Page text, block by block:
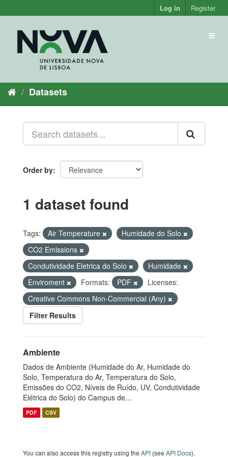
to
Log in Register
Datasets
Order by
1 dataset found
Tags: Air Temperature
Humidade do Solo
CO2 Emissions
Condutividade Eletrica do Solo
Humidade
Enviroment
Formats: PDF
Licenses:
Creative Commons Non-Commercial (Any)
Filter Results
Ambiente
Dados de Ambiente (Humidade do Ar, Humidade do
Solo, Temperatura do Ar, Temperatura do Solo,
Emissões do CO2, Níveis de Ruído, UV, Condutividade
Elétrica do Solo) do Campus de...
PDF CSV
You can also access this registry using the API (see API Docs).